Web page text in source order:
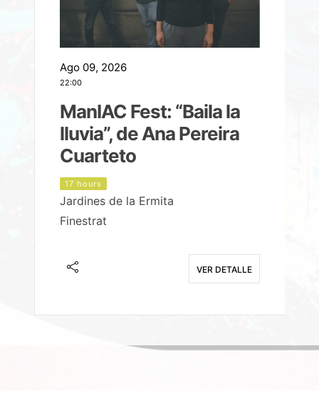
Ago 09, 2026
22:00
ManIAC Fest: “Baila la
lluvia”, de Ana Pereira
Cuarteto
17 hours
Jardines de la Ermita
Finestrat
VER DETALLE